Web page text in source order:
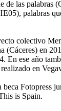
de las palabras
palabras
colectivo
(Cáceres) en
En ese año
en
Fotopress
is Spain.